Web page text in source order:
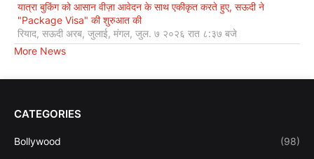
यात्रा बुकिंग को आसान वीज़ा आवेदन के साथ एकीकृत करते हुए, सऊदी ने
"Package Visa" की शुरुआत की
रियाद, सऊदी अरब, जुलाई, मंगल, जुल. ७ २०२६ रात ८:३७ बजे
More News
CATEGORIES
Bollywood (98)